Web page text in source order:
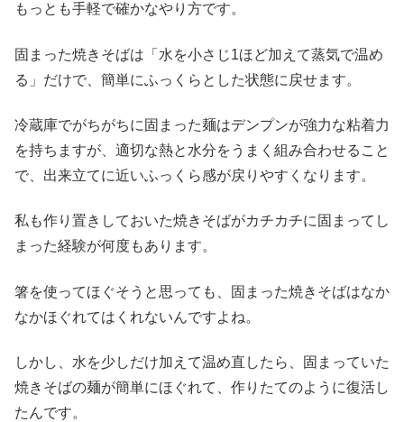
もっとも手軽で確かなやり方です。
固まった焼きそばは「水を小さじ1ほど加えて蒸気で温め
る」だけで、簡単にふっくらとした状態に戻せます。
冷蔵庫でがちがちに固まった麺はデンプンが強力な粘着力
を持ちますが、適切な熱と水分をうまく組み合わせること
で、出来立てに近いふっくら感が戻りやすくなります。
私も作り置きしておいた焼きそばがカチカチに固まってし
まった経験が何度もあります。
箸を使ってほぐそうと思っても、固まった焼きそばはなか
なかほぐれてはくれないんですよね。
しかし、水を少しだけ加えて温め直したら、固まっていた
焼きそばの麺が簡単にほぐれて、作りたてのように復活し
たんです。